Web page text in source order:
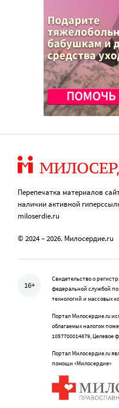
Перепечатка материалов
наличии активной
miloserdie.ru
© 2024 – 2026. Милосердие.ru
16+
Свидетельство о
федеральной службой
технологий и массовых
Портал Милосердие.ru
облагаемых налогом
1057700014679, Целевое
Портал Милосердие.ru
помощи «Милосердие»